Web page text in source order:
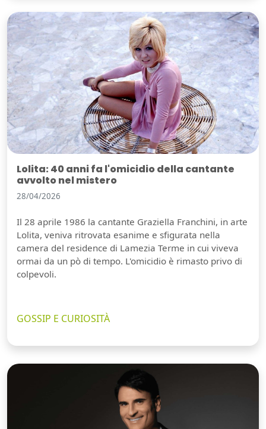
Lolita: 40 anni fa l'omicidio della cantante
avvolto nel mistero
28/04/2026
Il 28 aprile 1986 la cantante Graziella Franchini, in arte
Lolita, veniva ritrovata esanime e sfigurata nella
camera del residence di Lamezia Terme in cui viveva
ormai da un pò di tempo. L'omicidio è rimasto privo di
colpevoli.
GOSSIP E CURIOSITÀ